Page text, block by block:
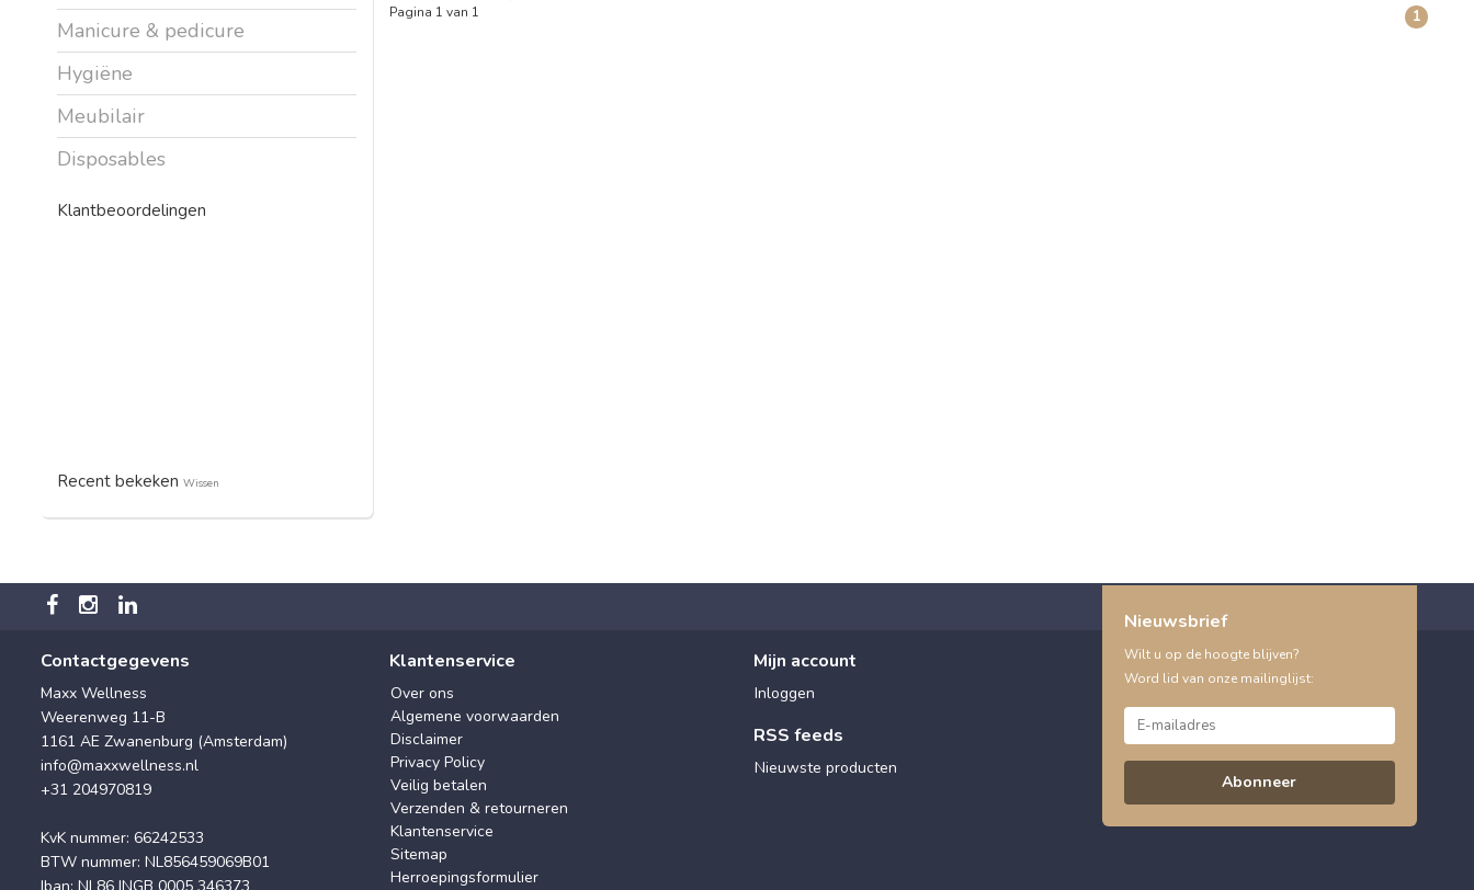
Manicure & pedicure
Hygiëne
Meubilair
Disposables
Klantbeoordelingen
Recent bekeken Wissen
Pagina 1 van 1 1
Contactgegevens
Maxx Wellness
Weerenweg 11-B
1161 AE Zwanenburg (Amsterdam)
info@maxxwellness.nl
+31 204970819
KvK nummer: 66242533
BTW nummer: NL856459069B01
Iban: NL86 INGB 0005 346373
Klantenservice
Over ons
Algemene voorwaarden
Disclaimer
Privacy Policy
Veilig betalen
Verzenden & retourneren
Klantenservice
Sitemap
Herroepingsformulier
Mijn account
Inloggen
RSS feeds
Nieuwste producten
Nieuwsbrief
Wilt u op de hoogte blijven?
Word lid van onze mailinglijst:
Abonneer